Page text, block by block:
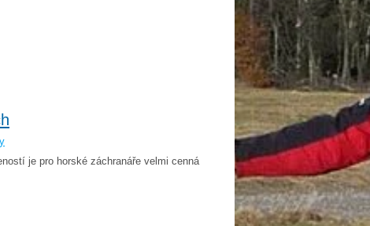
je pro horské záchranáře velmi cenná